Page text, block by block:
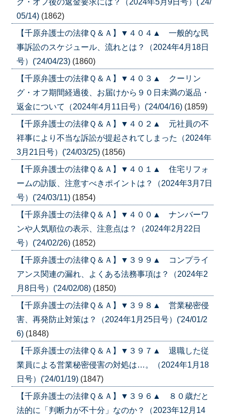
05/14) (1862)
【千原弁護士の法律Ｑ＆Ａ】▼４０４▲ 一般的な民
事訴訟のスケジュール、流れとは？（2024年4月18日
号）('24/04/23) (1860)
【千原弁護士の法律Ｑ＆Ａ】▼４０３▲ クーリン
グ・オフ期間経過後、お届けから９０日未満の返品・
返金について（2024年4月11日号）('24/04/16) (1859)
【千原弁護士の法律Ｑ＆Ａ】▼４０２▲ 元社員の不
祥事により不当な訴訟が提起されてしまった（2024年
3月21日号）('24/03/25) (1856)
【千原弁護士の法律Ｑ＆Ａ】▼４０１▲ 住宅リフォ
ームの訪販、注意すべきポイントは？（2024年3月7日
号）('24/03/11) (1854)
【千原弁護士の法律Ｑ＆Ａ】▼４００▲ ナンバーワ
ンや人気順位の表示、注意点は？（2024年2月22日
号）('24/02/26) (1852)
【千原弁護士の法律Ｑ＆Ａ】▼３９９▲ コンプライ
アンス関連の漏れ、よくある法務事項は？（2024年2
月8日号）('24/02/08) (1850)
【千原弁護士の法律Ｑ＆Ａ】▼３９８▲ 営業秘密侵
害、再発防止対策は？（2024年1月25日号）('24/01/2
6) (1848)
【千原弁護士の法律Ｑ＆Ａ】▼３９７▲ 退職した従
業員による営業秘密侵害の対処は…。（2024年1月18
日号）('24/01/19) (1847)
【千原弁護士の法律Ｑ＆Ａ】▼３９６▲ ８０歳だと
法的に「判断力が不十分」なのか？（2023年12月14